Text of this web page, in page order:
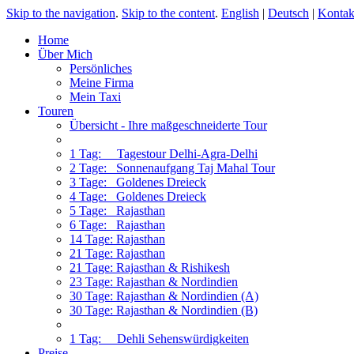
Skip to the navigation. Skip to the content. English | Deutsch |
Home
Über Mich
Persönliches
Meine Firma
Mein Taxi
Touren
Übersicht - Ihre maßgeschneiderte Tour
1 Tag: Tagestour Delhi-Agra-Delhi
2 Tage: Sonnenaufgang Taj Mahal Tour
3 Tage: Goldenes Dreieck
4 Tage: Goldenes Dreieck
5 Tage: Rajasthan
6 Tage: Rajasthan
14 Tage: Rajasthan
21 Tage: Rajasthan
21 Tage: Rajasthan & Rishikesh
23 Tage: Rajasthan & Nordindien
30 Tage: Rajasthan & Nordindien (A)
30 Tage: Rajasthan & Nordindien (B)
1 Tag: Dehli Sehenswürdigkeiten